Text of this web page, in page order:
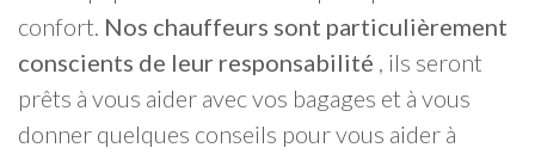
confort. Nos chauffeurs sont particulièrement
conscients de leur responsabilité , ils seront
prêts à vous aider avec vos bagages et à vous
donner quelques conseils pour vous aider à